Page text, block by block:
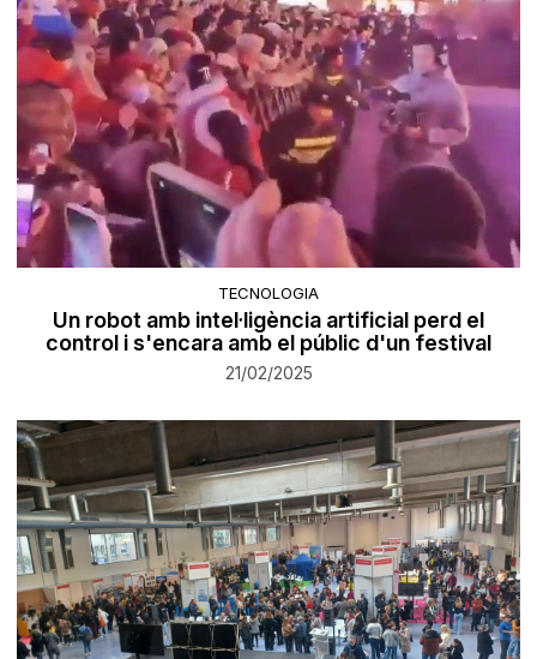
TECNOLOGIA
Un robot amb intel·ligència artificial perd el
control i s'encara amb el públic d'un festival
21/02/2025